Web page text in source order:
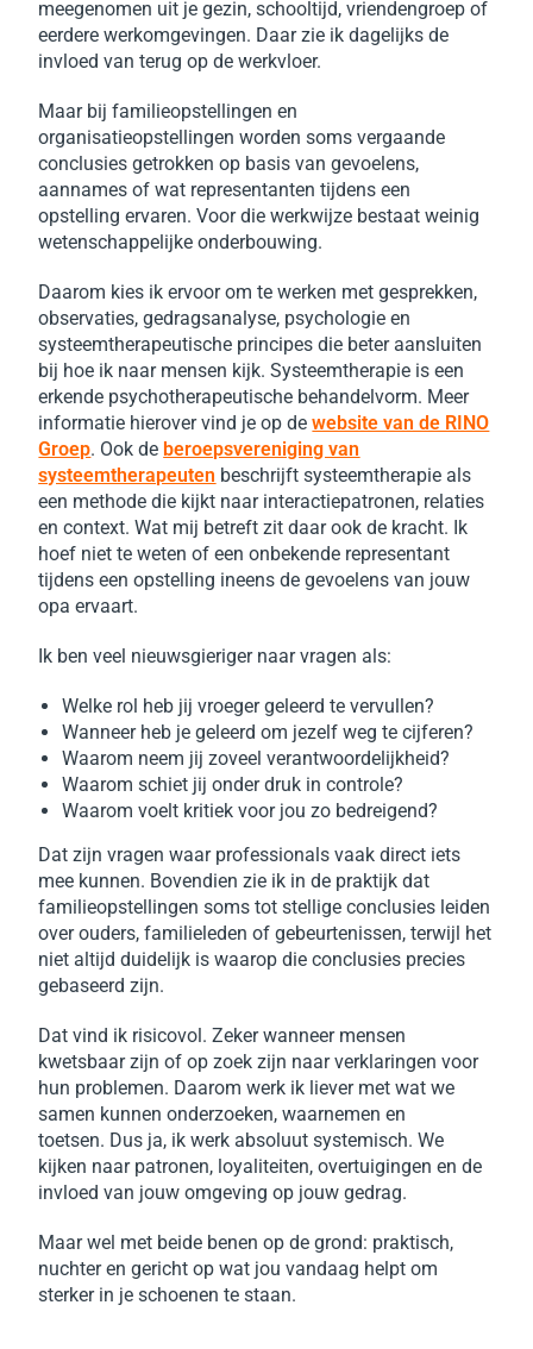
meegenomen uit je gezin, schooltijd, vriendengroep of
eerdere werkomgevingen. Daar zie ik dagelijks de
invloed van terug op de werkvloer.
Maar bij familieopstellingen en
organisatieopstellingen worden soms vergaande
conclusies getrokken op basis van gevoelens,
aannames of wat representanten tijdens een
opstelling ervaren. Voor die werkwijze bestaat weinig
wetenschappelijke onderbouwing.
Daarom kies ik ervoor om te werken met gesprekken,
observaties, gedragsanalyse, psychologie en
systeemtherapeutische principes die beter aansluiten
bij hoe ik naar mensen kijk.Systeemtherapie is een
erkende psychotherapeutische behandelvorm. Meer
informatie hierover vind je op dewebsite van de RINO
Groep. Ook de beroepsvereniging van
systeemtherapeuten beschrijft systeemtherapie als
een methode die kijkt naar interactiepatronen, relaties
en context.Wat mij betreft zit daar ook de kracht. Ik
hoef niet te weten of een onbekende representant
tijdens een opstelling ineens de gevoelens van jouw
opa ervaart.
Ik ben veel nieuwsgieriger naar vragen als:
Welke rol heb jij vroeger geleerd te vervullen?
Wanneer heb je geleerd om jezelf weg te cijferen?
Waarom neem jij zoveel verantwoordelijkheid?
Waarom schiet jij onder druk in controle?
Waarom voelt kritiek voor jou zo bedreigend?
Dat zijn vragen waar professionals vaak direct iets
mee kunnen. Bovendien zie ik in de praktijk dat
familieopstellingen soms tot stellige conclusies leiden
over ouders, familieleden of gebeurtenissen, terwijl het
niet altijd duidelijk is waarop die conclusies precies
gebaseerd zijn.
Dat vind ik risicovol.Zeker wanneer mensen
kwetsbaar zijn of op zoek zijn naar verklaringen voor
hun problemen. Daarom werk ik liever met wat we
samen kunnen onderzoeken, waarnemen en
toetsen. Dus ja, ik werk absoluut systemisch.We
kijken naar patronen, loyaliteiten, overtuigingen en de
invloed van jouw omgeving op jouw gedrag.
Maar wel met beide benen op de grond: praktisch,
nuchter engericht op wat jou vandaag helpt om
sterker in je schoenen te staan.